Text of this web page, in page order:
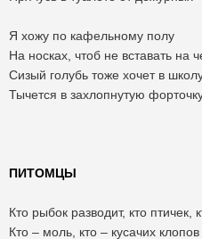
Я хожу по кафельному полу
На носках, чтоб не вставать на
Сизый голубь тоже хочет в
Тычется в захлопнутую
ПИТОМЦЫ
Кто рыбок разводит, кто птичек,
Кто – моль, кто – кусачих